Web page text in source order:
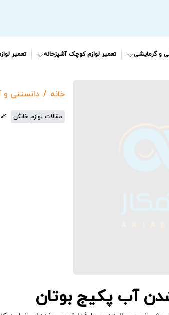
و گرمایشی تعمیر لوازم کوچک آشپزخانه تعمیر
خانه دانستنی
مقالات لوازم خانگی ۰۴ آذر